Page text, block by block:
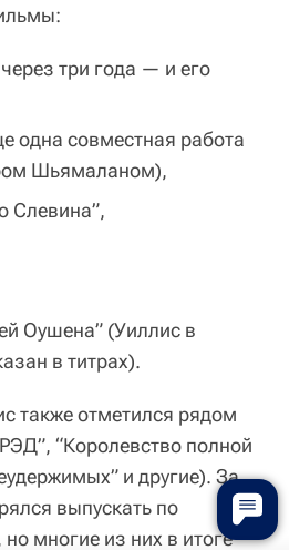
три года — и его
одна совместная работа
Шьямаланом),
Слевина”,
Оушена” (Уиллис в
в титрах).
также отметился рядом
“Королевство полной
и другие). За
выпускать по
многие из них в итоге